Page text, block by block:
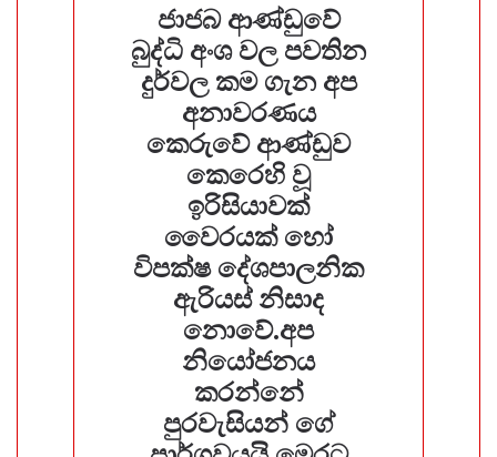
ජාජබ ආණ්ඩුවේ
බුද්ධි අංශ වල පවතින
දුර්වල කම ගැන අප
අනාවරණය
කෙරුවේ ආණ්ඩුව
කෙරෙහි වූ
ඉරිසියාවක්
වෛරයක් හෝ
විපක්ෂ දේශපාලනික
ඇරියස් නිසාද
නොවේ.අප
නියෝජනය
කරන්නේ
පුරවැසියන් ගේ